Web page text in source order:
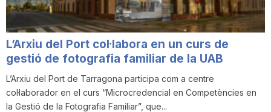
a
L’Arxiu del Port col·labora en un curs de
gestió de fotografia familiar de la UAB
L’Arxiu del Port de Tarragona participa com a centre
col·laborador en el curs “Microcredencial en Competències en
la Gestió de la Fotografia Familiar”, que...